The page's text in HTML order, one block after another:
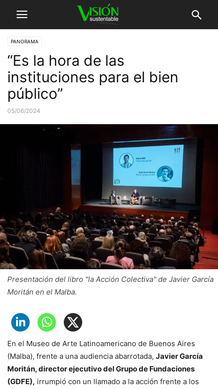
PANORAMA
“Es la hora de las
instituciones para el bien
público”
05/06/2024
Presentación del libro "la Acción Colectiva" de Javier García
Moritán en el Malba.
En el Museo de Arte Latinoamericano de Buenos Aires
(Malba), frente a una audiencia abarrotada, Javier García
Moritán, director ejecutivo del Grupo de Fundaciones
(GDFE), irrumpió con un llamado a la acción frente a los